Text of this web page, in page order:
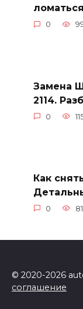
ломаться
0
Замена
2114.
0
Как
0 81
© 2020-2026
соглашение